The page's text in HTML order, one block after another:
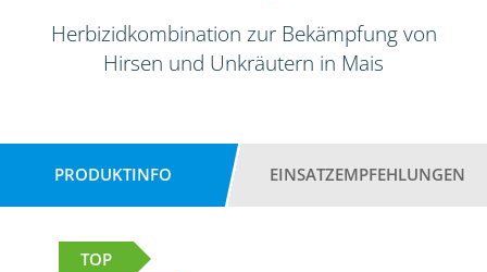
Herbizidkombination zur Bekämpfung von
Hirsen und Unkräutern in Mais
PRODUKTINFO EINSATZEMPFEHLUNGEN
TOP